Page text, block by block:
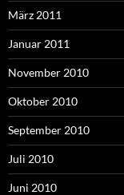
März 2011
Januar 2011
November 2010
Oktober 2010
September 2010
Juli 2010
Juni 2010